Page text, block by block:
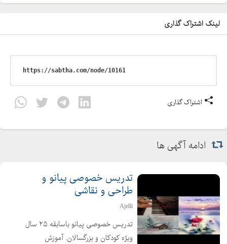
لینک اشتراک گذاری
اشتراک گذاری
ادامه آگهی ها
تدریس خصوصی پیانو و
طراحی و نقاشی
Ajelli
تدریس خصوصی پیانو باسابقه ۲۵ سال
ویژه کودکان و بزرگسالان. آموزش